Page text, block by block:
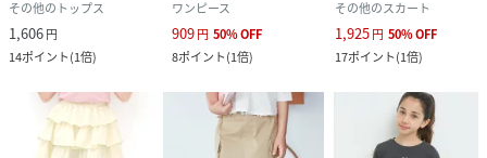
その他のトップス
1,606円
14ポイント(1倍)
ワンピース
909円 50%OFF
8ポイント(1倍)
その他のスカート
1,925円 50%OFF
17ポイント(1倍)